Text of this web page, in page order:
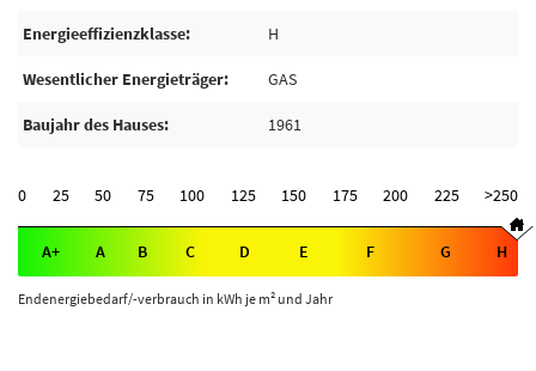
Energieeffizienzklasse H
Wesentlicher Energieträger GAS
Baujahr des Hauses 1961
0 25 50 75 100 125 150 175 200 225 >250
A+ A B C D E F G H
Endenergiebedarf/-verbrauch in kWh je m² und Jahr